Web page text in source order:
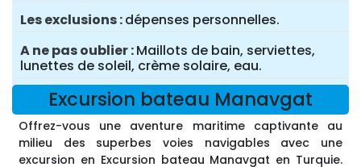
Les exclusions dépenses personnelles.
A ne pas oublier Maillots de bain, serviettes,
lunettes de soleil, crème solaire, eau.
Excursion bateau Manavgat
Offrez-vous une aventure maritime captivante au
milieu des superbes voies navigables avec une
excursion en Excursion bateau Manavgat en Turquie.